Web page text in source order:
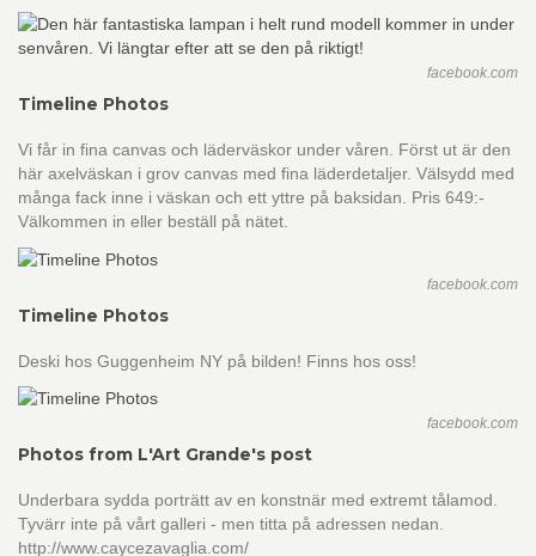
facebook.com
Timeline Photos
Vi får in fina canvas och läderväskor under våren. Först ut är den
här axelväskan i grov canvas med fina läderdetaljer. Välsydd med
många fack inne i väskan och ett yttre på baksidan. Pris 649:-
Välkommen in eller beställ på nätet.
facebook.com
Timeline Photos
Deski hos Guggenheim NY på bilden! Finns hos oss!
facebook.com
Photos from L'Art Grande's post
Underbara sydda porträtt av en konstnär med extremt tålamod.
Tyvärr inte på vårt galleri - men titta på adressen nedan.
http://www.caycezavaglia.com/